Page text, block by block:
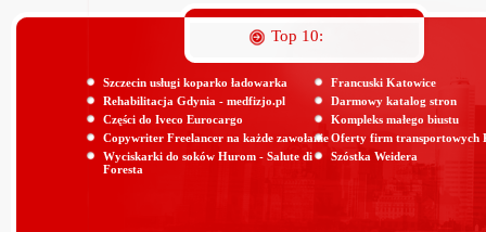
Top 10:
Szczecin usługi koparko ładowarka
Rehabilitacja Gdynia - medfizjo.pl
Części do Iveco Eurocargo
Copywriter Freelancer na każde zawołanie
Wyciskarki do soków Hurom - Salute di
Foresta
Francuski Katowice
Darmowy katalog stron
Kompleks małego biustu
Oferty firm transportowych
Szóstka Weidera